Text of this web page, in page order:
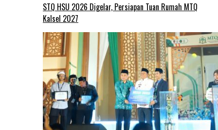
STQ HSU 2026 Digelar, Persiapan Tuan Rumah MTQ
Kalsel 2027